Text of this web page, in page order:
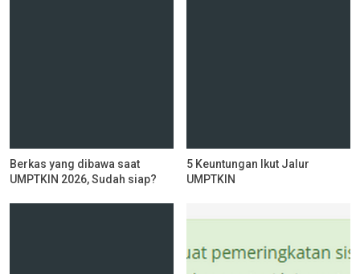
Berkas yang dibawa saat
UMPTKIN 2026, Sudah siap?
5 Keuntungan Ikut Jalur
UMPTKIN